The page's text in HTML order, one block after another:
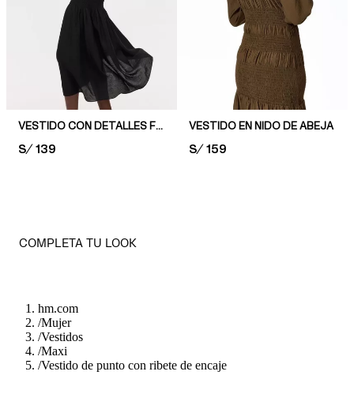
VESTIDO CON DETALLES FRUNCIDOS
PRICE:
S/ 139
VESTIDO EN NIDO DE ABEJA
PRICE:
S/ 159
COMPLETA TU LOOK
hm.com
/Mujer
/Vestidos
/Maxi
/Vestido de punto con ribete de encaje